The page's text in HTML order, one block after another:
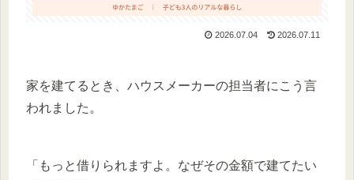
2026.07.04 2026.07.11
家を建てるとき、ハウスメーカーの担当者にこう言
われました。
「もっと借りられますよ。なぜその金額で建てたい